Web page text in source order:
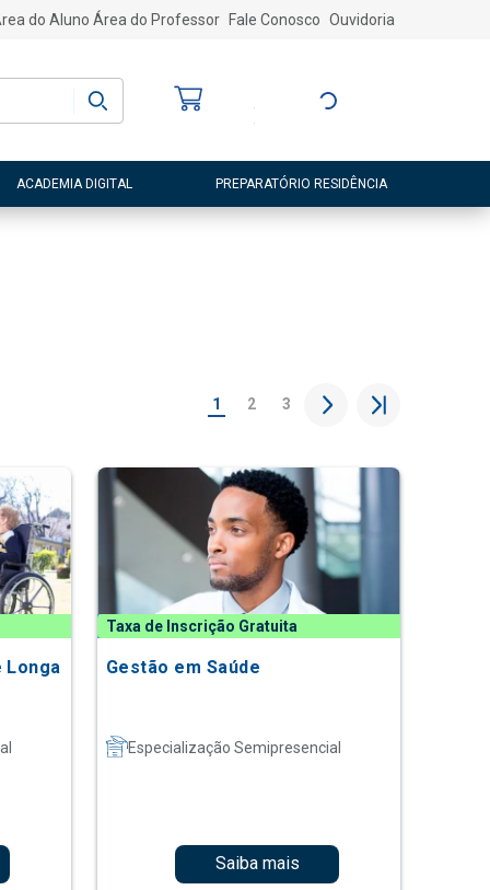
do Aluno Área do Professor Fale Conosco Ouvidoria
Entre ou Cadastre-
ACADEMIA DIGITAL PREPARATÓRIO RESIDÊNCIA
1 2 3
Longa
Taxa de Inscrição Gratuita
Gestão em Saúde
Especialização Semipresencial
Saiba mais